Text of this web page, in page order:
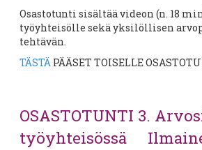
Osastotunti sisältää videon (n. 18
työyhteisölle sekä yksilöllisen
tehtävän.
TÄSTÄ PÄÄSET TOISELLE
OSASTOTUNTI 3.
työyhteisössä